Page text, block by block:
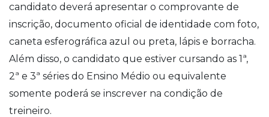
candidato deverá apresentar o comprovante de
inscrição, documento oficial de identidade com foto,
caneta esferográfica azul ou preta, lápis e borracha.
Além disso, o candidato que estiver cursando as 1ª,
2ª e 3ª séries do Ensino Médio ou equivalente
somente poderá se inscrever na condição de
treineiro.